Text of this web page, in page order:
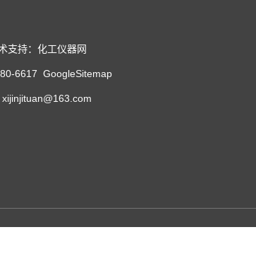
支持：化工仪器网
6617 GoogleSitemap